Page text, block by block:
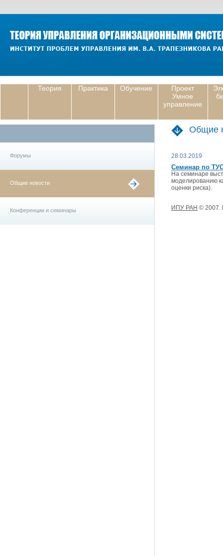
Теория Практика Обучение
Проект
Умное
управление
Форумы
Общие новости
Конференции и семинары
Общие
28.03.2019
Семинар по
На семинаре
моделированию
оценки риска).
ИПУ РАН © 2007.